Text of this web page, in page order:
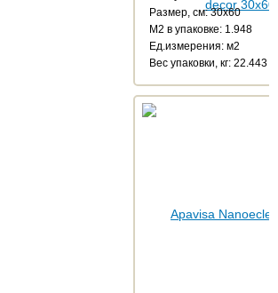
Размер, см: 30x60
М2 в упаковке: 1.948
Ед.измерения: м2
Веc упаковки, кг: 22.443